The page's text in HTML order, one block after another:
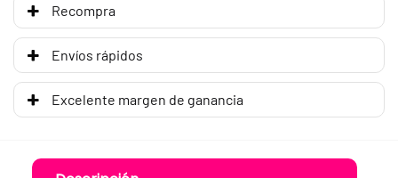
Recompra
Envíos rápidos
Excelente margen de ganancia